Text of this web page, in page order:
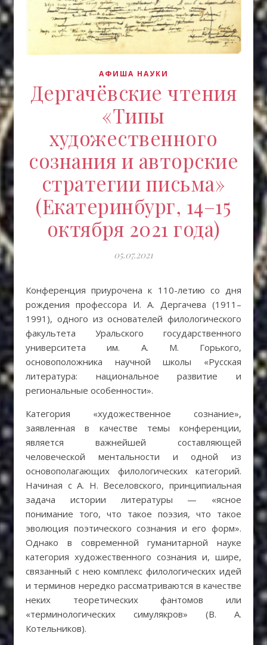
АФИША НАУКИ
Дергачёвские чтения
«Типы
художественного
сознания и авторские
стратегии письма»
(Екатеринбург, 14–15
октября 2021 года)
05.07.2021
Конференция приурочена к 110-летию со дня
рождения профессора И. А. Дергачева (1911–
1991), одного из основателей филологического
факультета Уральского государственного
университета им. А. М. Горького,
основоположника научной школы «Русская
литература: национальное развитие и
региональные особенности».
Категория «художественное сознание»,
заявленная в качестве темы конференции,
является важнейшей составляющей
человеческой ментальности и одной из
основополагающих филологических категорий.
Начиная с А. Н. Веселовского, принципиальная
задача истории литературы — «ясное
понимание того, что такое поэзия, что такое
эволюция поэтического сознания и его форм».
Однако в современной гуманитарной науке
категория художественного сознания и, шире,
связанный с нею комплекс филологических идей
и терминов нередко рассматриваются в качестве
неких теоретических фантомов или
«терминологических симулякров» (В. А.
Котельников).